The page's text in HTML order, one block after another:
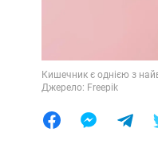
Кишечник є однією з
Джерело: Freepik